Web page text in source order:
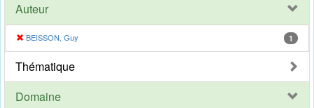
Auteur
BEISSON, Guy 1
Thématique
Domaine